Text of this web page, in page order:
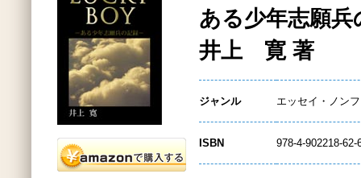
ある少年志願兵
井上 寛 著
ジャンル エッセイ・ノン
ISBN 978-4-902218-62-